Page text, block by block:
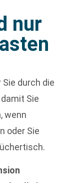
nur
durch die
Sie
wenn
oder Sie